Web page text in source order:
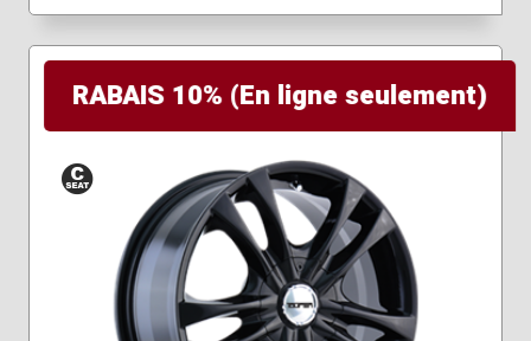
RABAIS 10% (En ligne seulement)
Siège
conique